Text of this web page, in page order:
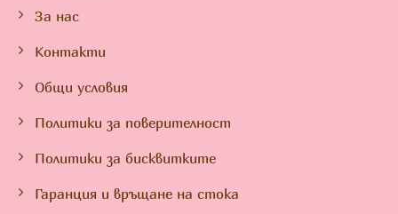
За нас
Контакти
Общи условия
Политики за поверителност
Политики за бисквитките
Гаранция и връщане на стока